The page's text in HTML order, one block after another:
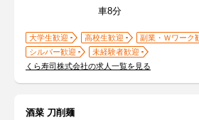
車8分
大学生歓迎 高校生歓迎
副業・Ｗワーク
シルバー歓迎
未経験者歓迎
くら寿司株式会社の求人一覧を見る
酒菜 刀削麺